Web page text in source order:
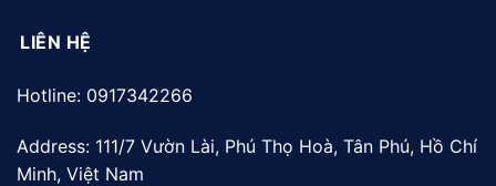
LIÊN HỆ
Hotline: 0917342266
Address: 111/7 Vườn Lài, Phú Thọ Hoà, Tân Phú, Hồ Chí
Minh, Việt Nam